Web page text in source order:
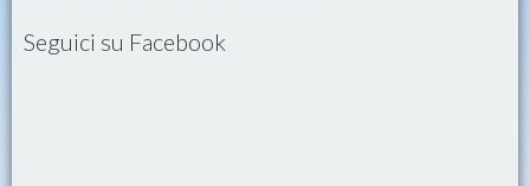
Seguici su Facebook